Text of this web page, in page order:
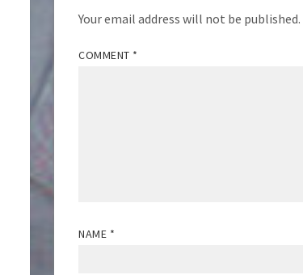
Your email address will not be published.
COMMENT *
NAME *